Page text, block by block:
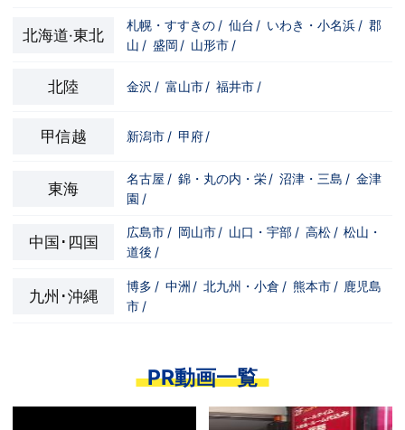
北海道·東北
札幌・すすきの / 仙台 / いわき・小名浜 / 郡
山 / 盛岡 / 山形市 /
北陸 金沢 / 富山市 / 福井市 /
甲信越 新潟市 / 甲府 /
東海
名古屋 / 錦・丸の内・栄 / 沼津・三島 / 金津
園 /
中国･四国
広島市 / 岡山市 / 山口・宇部 / 高松 / 松山・
道後 /
九州･沖縄
博多 / 中洲 / 北九州・小倉 / 熊本市 / 鹿児島
市 /
PR動画一覧